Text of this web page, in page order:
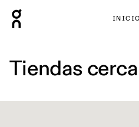
INICIO
Tiendas